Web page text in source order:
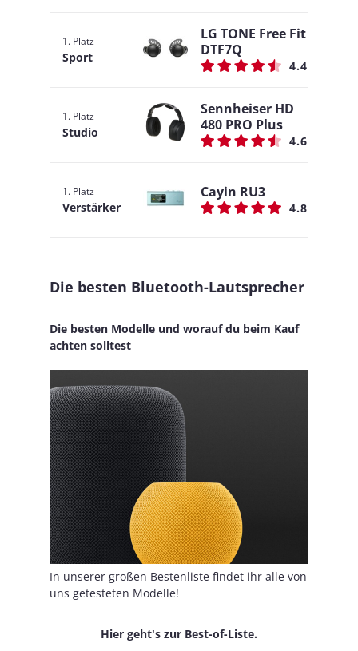
1. Platz
Sport
LG TONE Free Fit
DTF7Q
4.4
1. Platz
Studio
Sennheiser HD
480 PRO Plus
4.6
1. Platz
Verstärker
Cayin RU3
4.8
Die besten Bluetooth-Lautsprecher
Die besten Modelle und worauf du beim Kauf
achten solltest
In unserer großen Bestenliste findet ihr alle von
uns getesteten Modelle!
Hier geht's zur Best-of-Liste.